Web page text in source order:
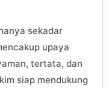
sekadar
upaya
tertata, dan
siap mendukung